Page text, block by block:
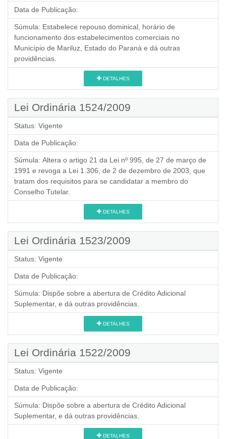
Data de Publicação:
Súmula: Estabelece repouso dominical, horário de
funcionamento dos estabelecimentos comerciais no
Município de Mariluz, Estado do Paraná e dá outras
providências.
DETALHES
Lei Ordinária 1524/2009
Status: Vigente
Data de Publicação:
Súmula: Altera o artigo 21 da Lei nº 995, de 27 de março de
1991 e revoga a Lei 1.306, de 2 de dezembro de 2003, que
tratam dos requisitos para se candidatar a membro do
Conselho Tutelar.
DETALHES
Lei Ordinária 1523/2009
Status: Vigente
Data de Publicação:
Súmula: Dispõe sobre a abertura de Crédito Adicional
Suplementar, e dá outras providências.
DETALHES
Lei Ordinária 1522/2009
Status: Vigente
Data de Publicação:
Súmula: Dispõe sobre a abertura de Crédito Adicional
Suplementar, e dá outras providências.
DETALHES